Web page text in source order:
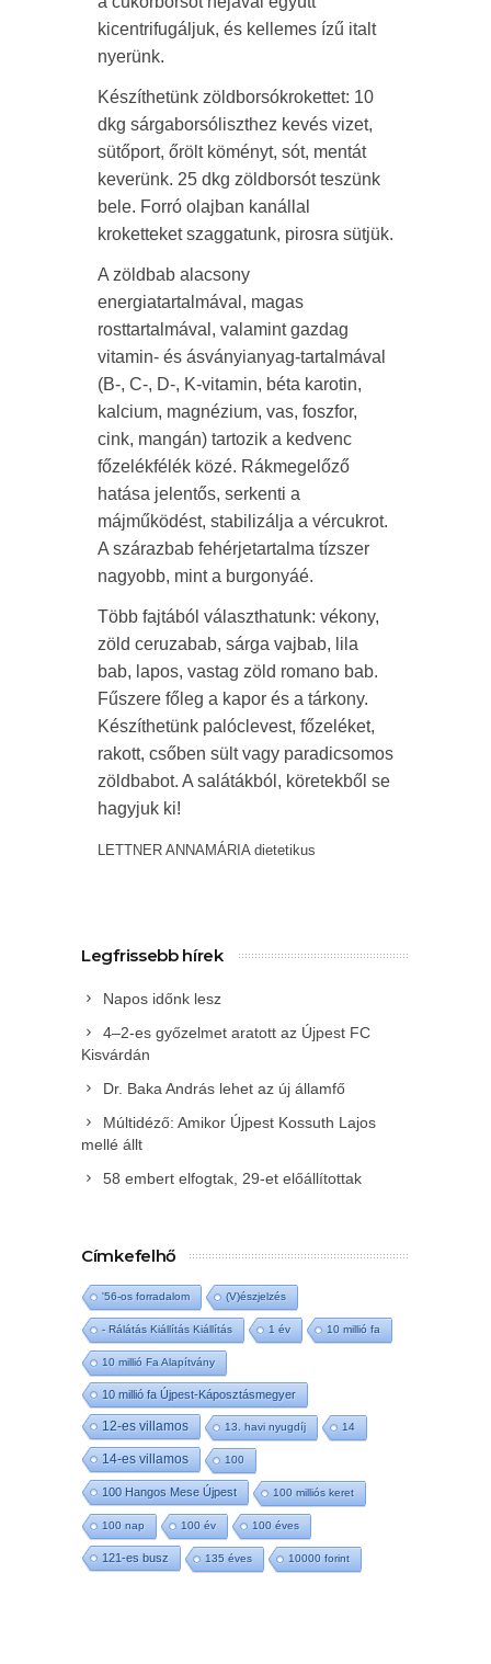
kicentrifugáljuk, és kellemes ízű italt
nyerünk.
Készíthetünk zöldborsókrokettet: 10
dkg sárgaborsóliszthez kevés vizet,
sütőport, őrölt köményt, sót, mentát
keverünk. 25 dkg zöldborsót teszünk
bele. Forró olajban kanállal
kroketteket szaggatunk, pirosra sütjük.
A zöldbab alacsony
energiatartalmával, magas
rosttartalmával, valamint gazdag
vitamin- és ásványianyag-tartalmával
(B-, C-, D-, K-vitamin, béta karotin,
kalcium, magnézium, vas, foszfor,
cink, mangán) tartozik a kedvenc
főzelékfélék közé. Rákmegelőző
hatása jelentős, serkenti a
májműködést, stabilizálja a vércukrot.
A szárazbab fehérjetartalma tízszer
nagyobb, mint a burgonyáé.
Több fajtából választhatunk: vékony,
zöld ceruzabab, sárga vajbab, lila
bab, lapos, vastag zöld romano bab.
Fűszere főleg a kapor és a tárkony.
Készíthetünk palóclevest, főzeléket,
rakott, csőben sült vagy paradicsomos
zöldbabot. A salátákból, köretekből se
hagyjuk ki!
LETTNER ANNAMÁRIA dietetikus
Legfrissebb hírek
Napos időnk lesz
4–2-es győzelmet aratott az Újpest FC
Kisvárdán
Dr. Baka András lehet az új államfő
Múltidéző: Amikor Újpest Kossuth Lajos
mellé állt
58 embert elfogtak, 29-et előállítottak
Címkefelhő
'56-os forradalom (V)észjelzés
- Rálátás Kiállítás Kiállítás 1 év 10 millió fa
10 millió Fa Alapítvány
10 millió fa Újpest-Káposztásmegyer
12-es villamos 13. havi nyugdíj 14
14-es villamos 100
100 Hangos Mese Újpest 100 milliós keret
100 nap 100 év 100 éves
121-es busz 135 éves 10000 forint